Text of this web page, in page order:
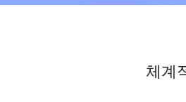
체계